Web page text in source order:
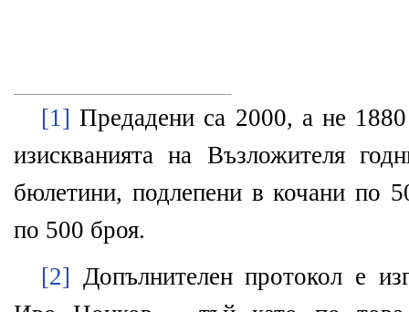
[1] Предадени са 2000, а не
изискванията на Възложителя
бюлетини, подлепени в кочани по
по 500 броя.
[2] Допълнителен протокол е